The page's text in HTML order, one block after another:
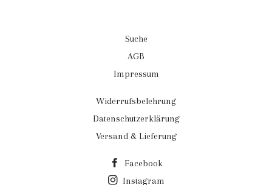
Suche
AGB
Impressum
Widerrufsbelehrung
Datenschutzerklärung
Versand & Lieferung
Facebook
Instagram